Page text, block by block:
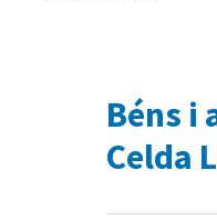
Béns i
Celda